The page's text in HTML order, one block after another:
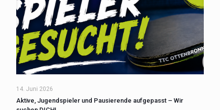
14. Juni 2026
Aktive, Jugendspieler und Pausierende aufgepasst – Wir